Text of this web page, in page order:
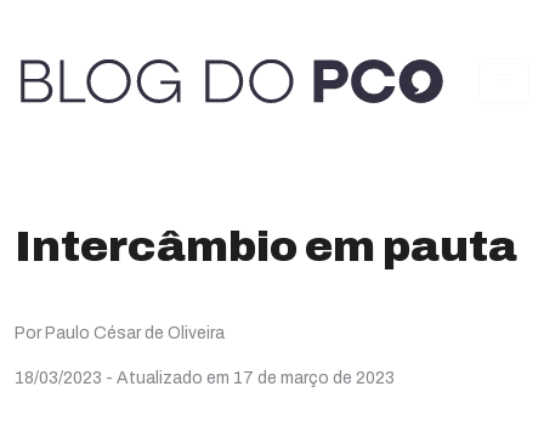
Intercâmbio em pauta
Por Paulo César de Oliveira
18/03/2023 - Atualizado em 17 de março de 2023